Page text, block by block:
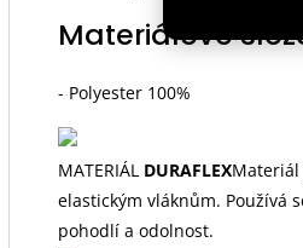
Materiálové
- Polyester 100%
MATERIÁL DURAFLEX
elastickým vláknům. Používá
pohodlí a odolnost.